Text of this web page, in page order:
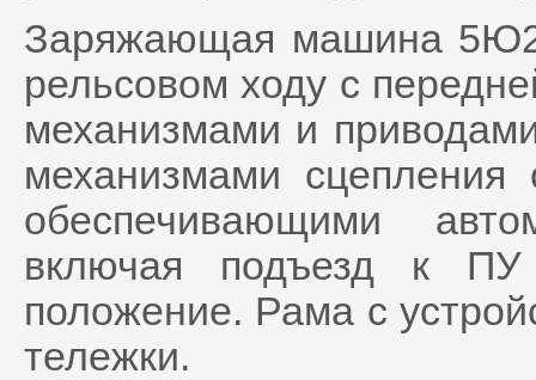
Заряжающая машина
рельсовом ходу с
механизмами и
механизмами
обеспечивающими
включая подъезд к
положение. Рама с
тележки.